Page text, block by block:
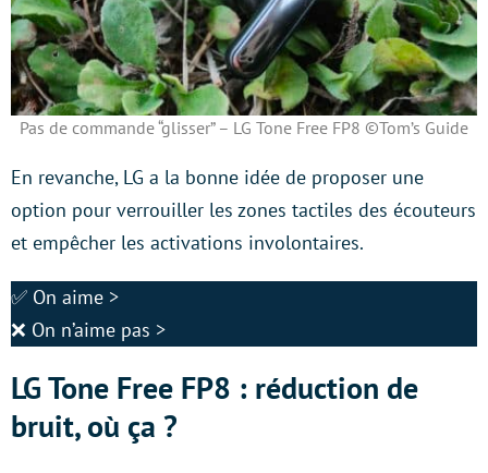
Pas de commande “glisser” – LG Tone Free FP8 ©Tom’s Guide
En revanche, LG a la bonne idée de proposer une
option pour verrouiller les zones tactiles des écouteurs
et empêcher les activations involontaires.
✅ On aime >
❌ On n’aime pas >
LG Tone Free FP8 : réduction de
bruit, où ça ?